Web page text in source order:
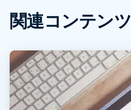
関連コンテンツ